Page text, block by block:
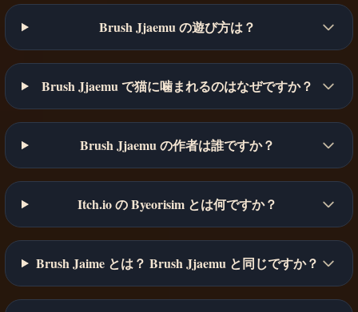
Brush Jjaemu の遊び方は？
Brush Jjaemu で猫に噛まれるのはなぜですか？
Brush Jjaemu の作者は誰ですか？
Itch.io の Byeorisim とは何ですか？
Brush Jaime とは？ Brush Jjaemu と同じですか？